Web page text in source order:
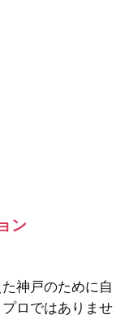
ン
神戸のために自
ロではありませ